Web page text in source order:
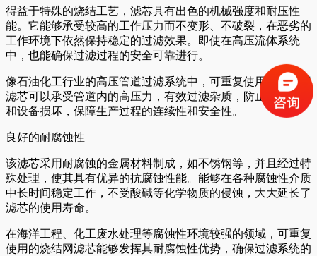
得益于特殊的烧结工艺，滤芯具有出色的机械强度和耐压性
能。它能够承受较高的工作压力而不变形、不破裂，在恶劣的
工作环境下依然保持稳定的过滤效果。即使在高压流体系统
中，也能确保过滤过程的安全可靠进行。
像石油化工行业的高压管道过滤系统中，可重复使用的烧结网
滤芯可以承受管道内的高压力，有效过滤杂质，防止管道堵塞
和设备损坏，保障生产过程的连续性和安全性。
良好的耐腐蚀性
该滤芯采用耐腐蚀的金属材料制成，如不锈钢等，并且经过特
殊处理，使其具有优异的抗腐蚀性能。能够在各种腐蚀性介质
中长时间稳定工作，不受酸碱等化学物质的侵蚀，大大延长了
滤芯的使用寿命。
在海洋工程、化工废水处理等腐蚀性环境较强的领域，可重复
使用的烧结网滤芯能够发挥其耐腐蚀性优势，确保过滤系统的